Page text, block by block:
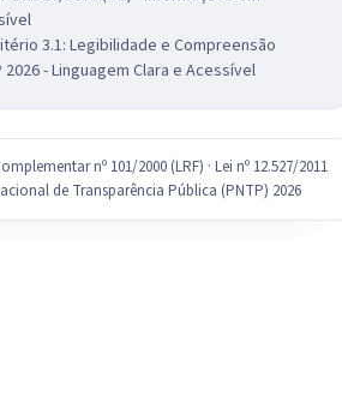
3.1: Legibilidade e Compreensão
- Linguagem Clara e Acessível
nº 101/2000 (LRF) · Lei nº 12.527/2011
de Transparência Pública (PNTP) 2026